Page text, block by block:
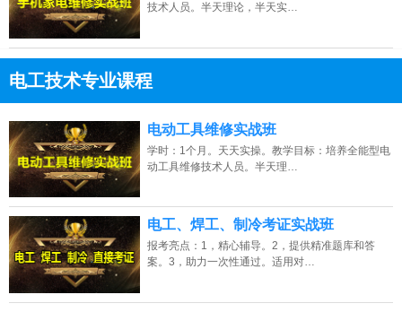
技术人员。半天理论，半天实…
电工技术专业课程
点击免费咨询电话：13807313137
电动工具维修实战班
学时：1个月。天天实操。教学目标：培养全能型电
动工具维修技术人员。半天理…
电工、焊工、制冷考证实战班
报考亮点：1，精心辅导。2，提供精准题库和答
案。3，助力一次性通过。适用对…